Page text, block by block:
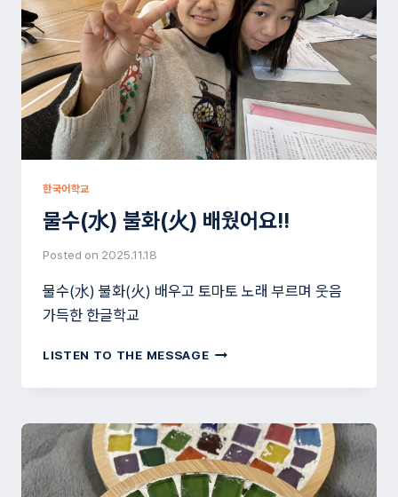
~~^^
한국어학교
물수(水) 불화(火) 배웠어요!!
Posted on 2025.11.18
물수(水) 불화(火) 배우고 토마토 노래 부르며 웃음
가득한 한글학교
LISTEN TO THE MESSAGE물
(水)
화
(火)
배
웠